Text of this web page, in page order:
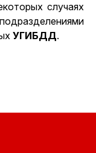
случаях
УГИБДД.